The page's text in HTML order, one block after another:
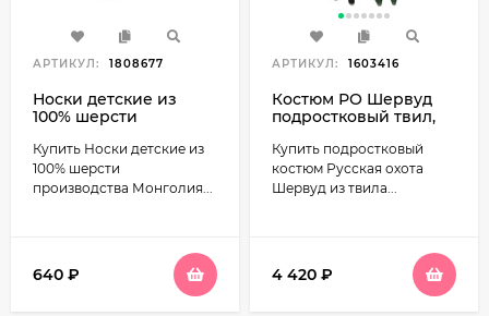
АРТИКУЛ: 1808677
Носки детские из
100% шерсти
Монголия "Снежинки"
цвет Серый
Купить Носки детские из
100% шерсти
производства Монголия...
640 ₽
АРТИКУЛ: 1603416
Костюм РО Шервуд
подростковый твил,
Купить подростковый
костюм Русская охота
Шервуд из твила...
4 420 ₽